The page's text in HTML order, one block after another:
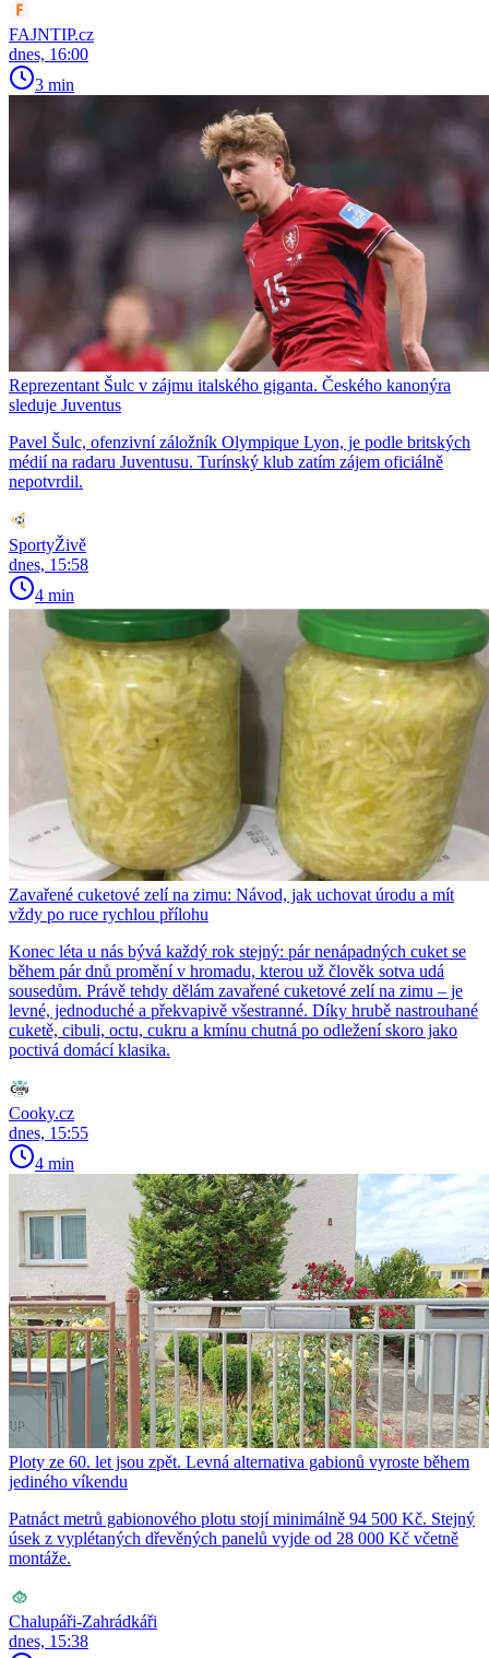
FAJNTIP.cz
dnes, 16:00
3 min
Reprezentant Šulc v zájmu italského giganta. Českého kanonýra
sleduje Juventus
Pavel Šulc, ofenzivní záložník Olympique Lyon, je podle britských
médií na radaru Juventusu. Turínský klub zatím zájem oficiálně
nepotvrdil.
SportyŽivě
dnes, 15:58
4 min
Zavařené cuketové zelí na zimu: Návod, jak uchovat úrodu a mít
vždy po ruce rychlou přílohu
Konec léta u nás bývá každý rok stejný: pár nenápadných cuket se
během pár dnů promění v hromadu, kterou už člověk sotva udá
sousedům. Právě tehdy dělám zavařené cuketové zelí na zimu – je
levné, jednoduché a překvapivě všestranné. Díky hrubě nastrouhané
cuketě, cibuli, octu, cukru a kmínu chutná po odležení skoro jako
poctivá domácí klasika.
Cooky.cz
dnes, 15:55
4 min
Ploty ze 60. let jsou zpět. Levná alternativa gabionů vyroste během
jediného víkendu
Patnáct metrů gabionového plotu stojí minimálně 94 500 Kč. Stejný
úsek z vyplétaných dřevěných panelů vyjde od 28 000 Kč včetně
montáže.
Chalupáři-Zahrádkáři
dnes, 15:38